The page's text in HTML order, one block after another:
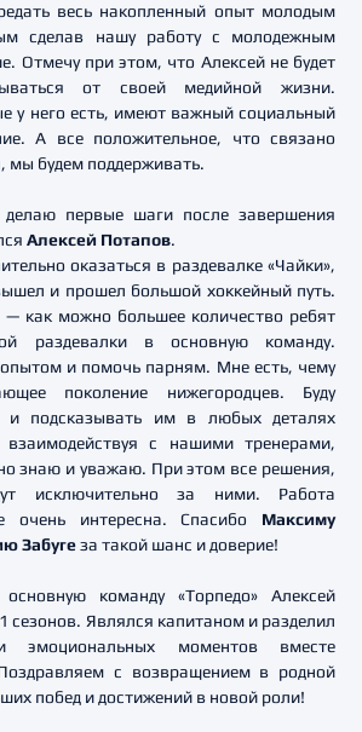
весь накопленный опыт молодым
сделав нашу работу с молодежным
Отмечу при этом, что Алексей не будет
от своей медийной жизни.
у него есть, имеют важный социальный
А все положительное, что связано
мы будем поддерживать.
первые шаги после завершения
Алексей Потапов.
оказаться в раздевалке «Чайки»,
и прошел большой хоккейный путь.
— как можно большее количество ребят
раздевалки в основную команду.
и помочь парням. Мне есть, чему
поколение нижегородцев. Буду
и подсказывать им в любых деталях
с нашими тренерами,
знаю и уважаю. При этом все решения,
исключительно за ними. Работа
интересна. Спасибо Максиму
Забугеза такой шанс и доверие!
команду «Торпедо» Алексей
сезонов. Являлся капитаном и разделил
моментов вместе
с возвращением в родной
побед и достижений в новой роли!